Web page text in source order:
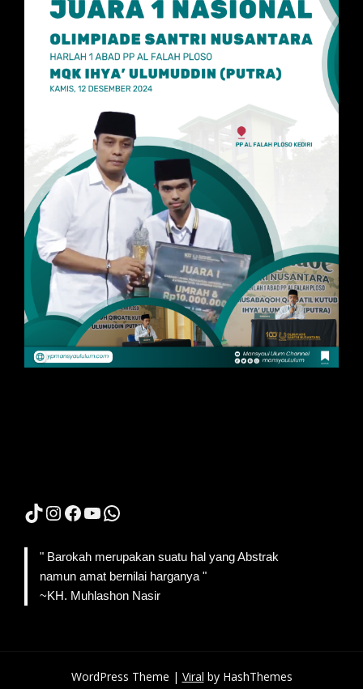
TikTok
Instagram
Facebook
YouTube
WhatsApp
" Barokah merupakan suatu hal yang Abstrak
namun amat bernilai harganya "
~KH. Muhlashon Nasir
WordPress Theme | Viral by HashThemes